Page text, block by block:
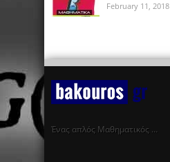
February 11, 2018
Ένας απλός Μαθηματικός …